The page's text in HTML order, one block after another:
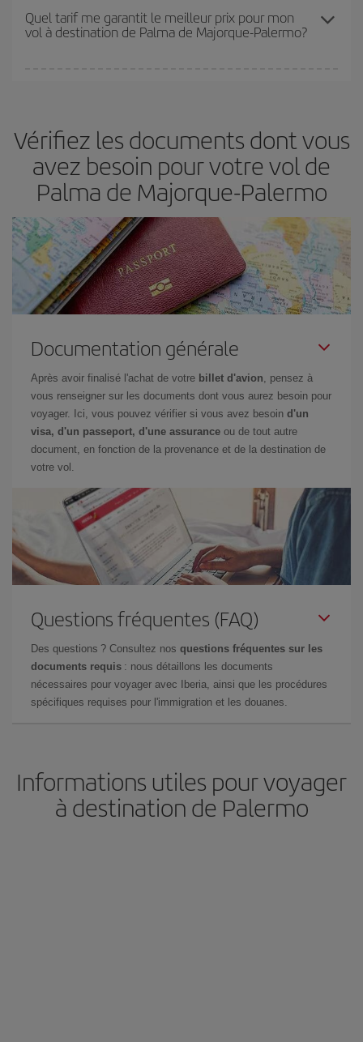
Les prix dépendent du nombre de sièges libres sur le vol et de la
disponibilité ou de l'épuisement des tarifs les plus économiques
Quel tarif me garantit le meilleur prix pour mon
vol à destination de Palma de Majorque-Palermo?
Vérifiez les documents dont vous
avez besoin pour votre vol de
Palma de Majorque-Palermo
Documentation générale
Après avoir finalisé l'achat de votre billet d'avion, pensez à
vous renseigner sur les documents dont vous aurez besoin pour
voyager. Ici, vous pouvez vérifier si vous avez besoin d'un
visa, d'un passeport, d'une assurance ou de tout autre
document, en fonction de la provenance et de la destination de
votre vol.
Questions fréquentes (FAQ)
Des questions ? Consultez nos questions fréquentes sur les
documents requis : nous détaillons les documents
nécessaires pour voyager avec Iberia, ainsi que les procédures
spécifiques requises pour l'immigration et les douanes.
Informations utiles pour voyager
à destination de Palermo